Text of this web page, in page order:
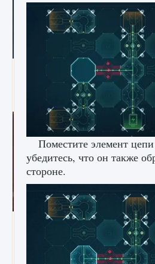
Как проверить статус сервера
Hawk Ops
9 августа 2024 1 286
Как приручить существ
игре Creatures of Ava
9 августа 2024 1 218
Поместите элемент
убедитесь, что он также
стороне.